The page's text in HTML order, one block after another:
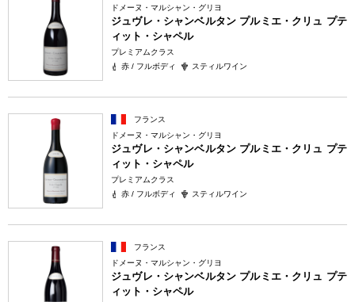
ドメーヌ・マルシャン・グリヨ
ジュヴレ・シャンベルタン プルミエ・クリュ プテ
ィット・シャペル
プレミアムクラス
赤 / フルボディ
スティルワイン
フランス
ドメーヌ・マルシャン・グリヨ
ジュヴレ・シャンベルタン プルミエ・クリュ プテ
ィット・シャペル
プレミアムクラス
赤 / フルボディ
スティルワイン
フランス
ドメーヌ・マルシャン・グリヨ
ジュヴレ・シャンベルタン プルミエ・クリュ プテ
ィット・シャペル